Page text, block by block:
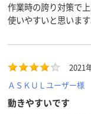
作業時の誇り対策で
使いやすいと思います
2021
ＡＳＫＵＬユーザー様
動きやすいです